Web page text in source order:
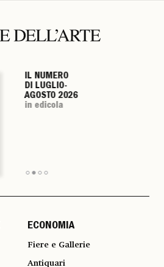
IL NUMERO
DI LUGLIO-
AGOSTO 2026
in edicola
IL NUMERO
DI LUGLIO-
AGOSTO 2026
in edicola
IL NUMERO
DI LUGLIO-
AGOSTO 2026
in edicola
IL NUMERO
DI LUGLIO-
AGOSTO 2026
in edicola
ECONOMIA
Fiere e Gallerie
Antiquari